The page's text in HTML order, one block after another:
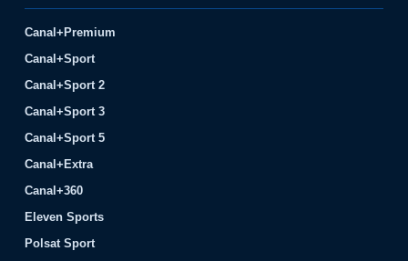
Canal+Premium
Canal+Sport
Canal+Sport 2
Canal+Sport 3
Canal+Sport 5
Canal+Extra
Canal+360
Eleven Sports
Polsat Sport